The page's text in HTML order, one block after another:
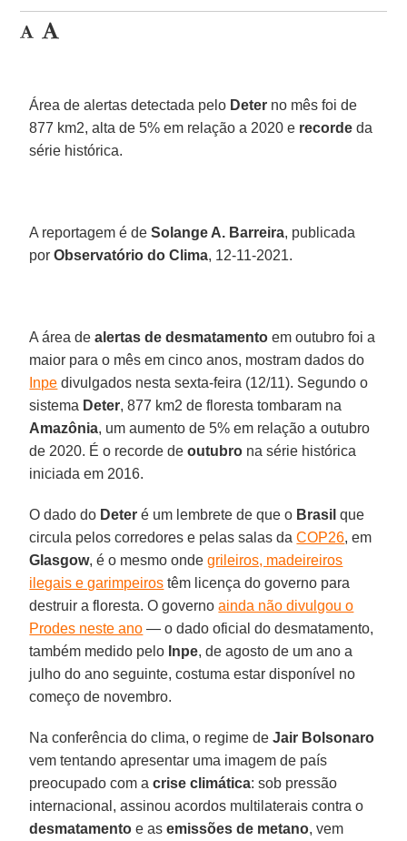
Área de alertas detectada pelo Deter no mês foi de
877 km2, alta de 5% em relação a 2020 e recorde da
série histórica.
A reportagem é deSolange A. Barreira, publicada
porObservatório do Clima, 12-11-2021.
A área dealertas de desmatamento em outubro foi a
maior para o mês em cinco anos, mostram dados do
Inpe divulgados nesta sexta-feira (12/11). Segundo o
sistema Deter, 877 km2 de floresta tombaram na
Amazônia, um aumento de 5% em relação a outubro
de 2020. É o recorde deoutubro na série histórica
iniciada em 2016.
O dado do Deter é um lembrete de que o Brasil que
circula pelos corredores e pelas salas daCOP26, em
Glasgow, é o mesmo ondegrileiros, madeireiros
ilegais e garimpeiros têm licença do governo para
destruir a floresta. O governoainda não divulgou o
Prodes neste ano — o dado oficial do desmatamento,
também medido pelo Inpe, de agosto de um ano a
julho do ano seguinte, costuma estar disponível no
começo de novembro.
Na conferência do clima, o regime deJair Bolsonaro
vem tentando apresentar uma imagem de país
preocupado com acrise climática: sob pressão
internacional, assinou acordos multilaterais contra o
desmatamento e asemissões de metano, vem